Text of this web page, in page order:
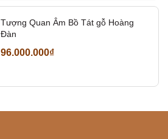
Tượng Quan Âm Bồ Tát gỗ Hoàng
Đàn
96.000.000₫